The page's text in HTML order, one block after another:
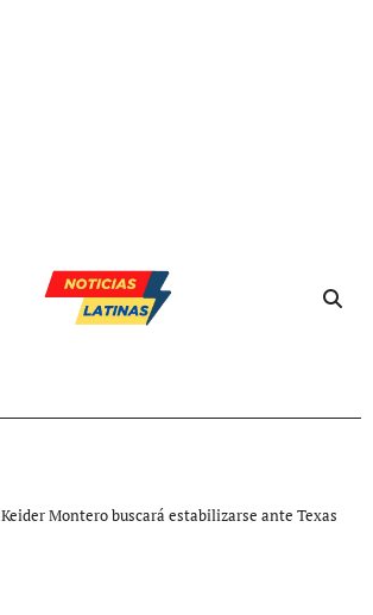
Keider Montero buscará estabilizarse ante Texas